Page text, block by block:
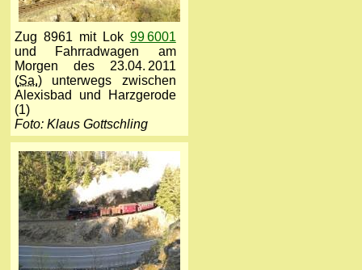
Zug 8961 mit Lok 99 6001
und Fahrradwagen am
Morgen des 23.04. 2011
(Sa.) unterwegs zwischen
Alexisbad und Harzgerode
(1)
Foto: Klaus Gottschling